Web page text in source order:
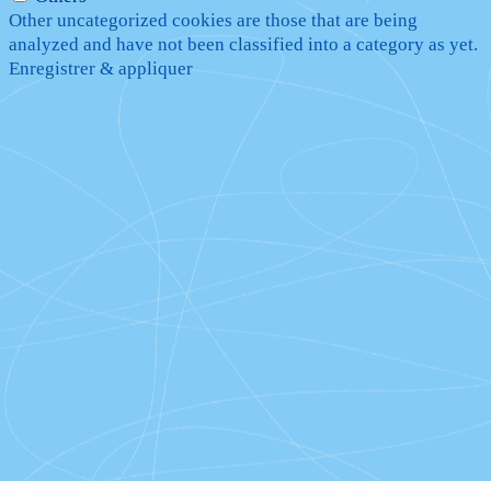
Other uncategorized cookies are those that are being
analyzed and have not been classified into a category as yet.
Enregistrer & appliquer